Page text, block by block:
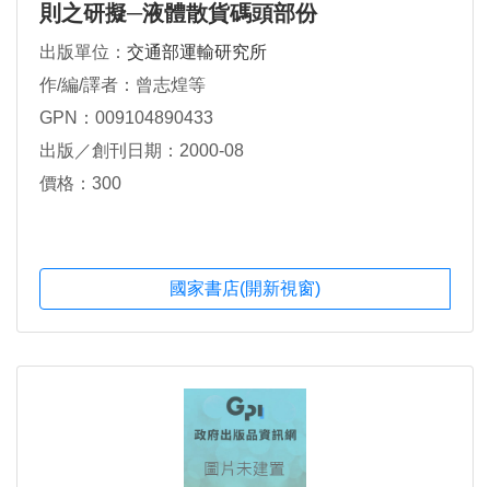
則之研擬─液體散貨碼頭部份
出版單位： 交通部運輸研究所
作/編/譯者：曾志煌等
GPN：009104890433
出版／創刊日期：2000-08
價格：300
國家書店(開新視窗)